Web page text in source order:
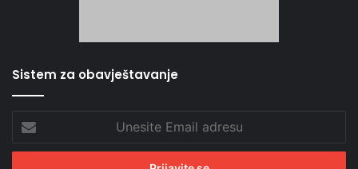
Sistem za obavještavanje
Email
adresu